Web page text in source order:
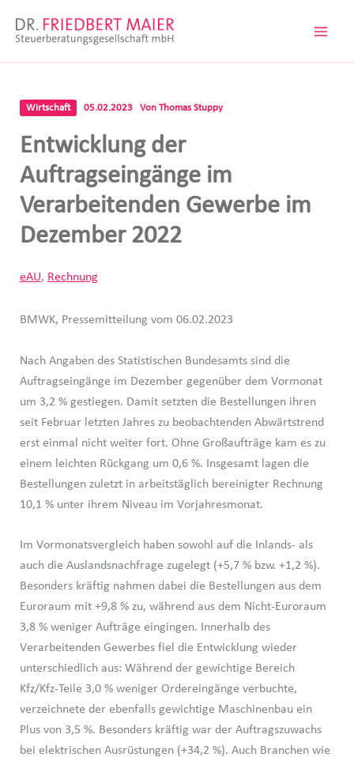
Inhalt
Wirtschaft 05.02.2023 Von Thomas Stuppy
Entwicklung der
Auftragseingänge im
Verarbeitenden Gewerbe im
Dezember 2022
eAU, Rechnung
BMWK, Pressemitteilung vom 06.02.2023
Nach Angaben des Statistischen Bundesamts sind die
Auftragseingänge im Dezember gegenüber dem Vormonat
um 3,2 % gestiegen. Damit setzten die Bestellungen ihren
seit Februar letzten Jahres zu beobachtenden Abwärtstrend
erst einmal nicht weiter fort. Ohne Großaufträge kam es zu
einem leichten Rückgang um 0,6 %. Insgesamt lagen die
Bestellungen zuletzt in arbeitstäglich bereinigter Rechnung
10,1 % unter ihrem Niveau im Vorjahresmonat.
Im Vormonatsvergleich haben sowohl auf die Inlands- als
auch die Auslandsnachfrage zugelegt (+5,7 % bzw. +1,2 %).
Besonders kräftig nahmen dabei die Bestellungen aus dem
Euroraum mit +9,8 % zu, während aus dem Nicht-Euroraum
3,8 % weniger Aufträge eingingen. Innerhalb des
Verarbeitenden Gewerbes fiel die Entwicklung wieder
unterschiedlich aus: Während der gewichtige Bereich
Kfz/Kfz-Teile 3,0 % weniger Ordereingänge verbuchte,
verzeichnete der ebenfalls gewichtige Maschinenbau ein
Plus von 3,5 %. Besonders kräftig war der Auftragszuwachs
bei elektrischen Ausrüstungen (+34,2 %). Auch Branchen wie